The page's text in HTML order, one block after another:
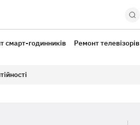
смарт-годинників Ремонт телевізорів